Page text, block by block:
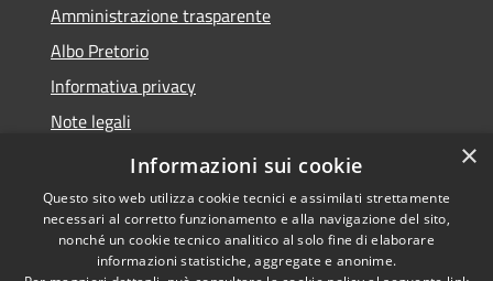
Amministrazione trasparente
Albo Pretorio
Informativa privacy
Note legali
Dichiarazione di accessibilità
Copyright © 2026 • Comune di
×
Informazioni sui cookie
Questo sito web utilizza cookie tecnici e assimilati strettamente
necessari al corretto funzionamento e alla navigazione del sito,
nonché un cookie tecnico analitico al solo fine di elaborare
informazioni statistiche, aggregate e anonime.